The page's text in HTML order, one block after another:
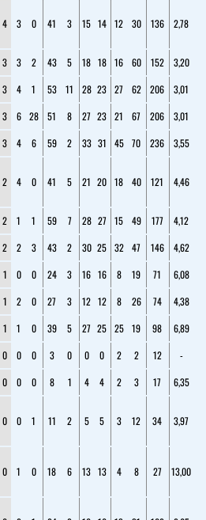
4 3 0 41 3 15 14 12 30 136 2,78
3 3 2 43 5 18 18 16 60 152
3,20
3 4 1 53 11 28 23 27 62 206
3,01
3 6 28 51 8 27 23 21 67 206
3,01
3 4 6 59 2 33 31 45 70 236 3,55
2 4 0 41 5 21 20 18 40 121 4,46
2 1 1 59 7 28 27 15 49 177
4,12
2 2 3 43 2 30 25 32 47 146
4,62
1 0 0 24 3 16 16 8 19 71
6,08
1 2 0 27 3 12 12 8 26 74
4,38
1 1 0 39 5 27 25 25 19 98
6,89
0 0 0 3 0 0 0 2 2 12
-
0 0 0 8 1 4 4 2 3 17 6,35
0 0 1 11 2 5 5 3 12 34 3,97
0 1 0 18 6 13 13 4 8 27 13,00